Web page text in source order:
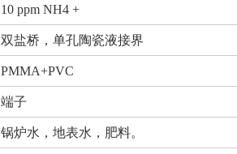
10 ppm NH4 +
双盐桥，单孔陶瓷液接界
PMMA+PVC
端子
锅炉水，地表水，肥料。